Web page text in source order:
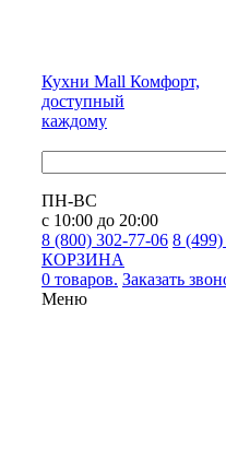
Кухни Mall Комфорт,
доступный
каждому
ПН-ВС
с 10:00 до 20:00
8 (800) 302-77-06 8 (499)
КОРЗИНА
0 товаров. Заказать
Меню